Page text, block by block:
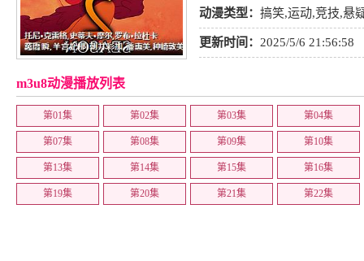
动漫类型： 搞笑,运动,竞技,悬
更新时间： 2025/5/6 21:56:58
m3u8动漫播放列表
第01集 第02集 第03集 第04集
第07集 第08集 第09集 第10集
第13集 第14集 第15集 第16集
第19集 第20集 第21集 第22集